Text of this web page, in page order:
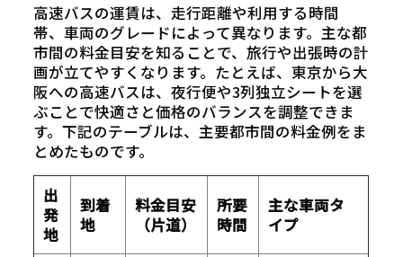
高速バスの運賃は、走行距離や利用する時間
帯、車両のグレードによって異なります。主な都
市間の料金目安を知ることで、旅行や出張時の計
画が立てやすくなります。たとえば、東京から大
阪への高速バスは、夜行便や3列独立シートを選
ぶことで快適さと価格のバランスを調整できま
す。下記のテーブルは、主要都市間の料金例をま
とめたものです。
出
発
地
到着
地
料金目安
（片道）
所要
時間
主な車両タ
イプ